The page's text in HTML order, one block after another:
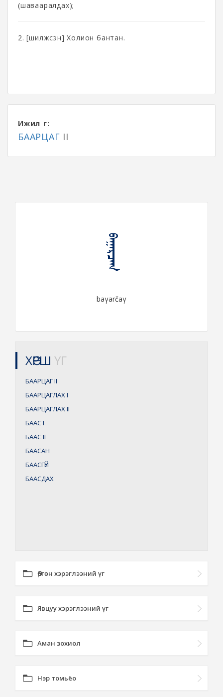
(шавааралдах);
2. [шилжсэн] Холион бантан.
Ижил үг:
БААРЦАГ II
ᠪᠠᠭᠠᠷᠴᠠᠭ
baγarčaγ
ХӨРШ ҮГ
БААРЦАГII
БААРЦАГЛАХI
БААРЦАГЛАХII
БААСI
БААСII
БААСАН
БААСГҮЙ
БААСДАХ
Өргөн хэрэглээний үг
Явцуу хэрэглээний үг
Аман зохиол
Нэр томьёо